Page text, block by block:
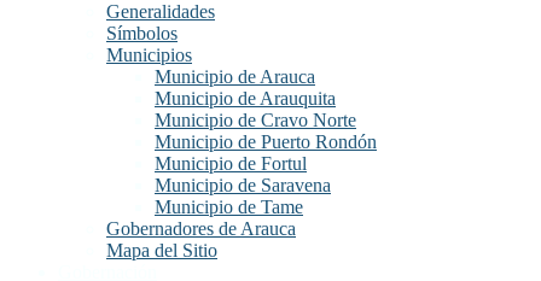
Generalidades
Símbolos
Municipios
Municipio de Arauca
Municipio de Arauquita
Municipio de Cravo Norte
Municipio de Puerto Rondón
Municipio de Fortul
Municipio de Saravena
Municipio de Tame
Gobernadores de Arauca
Mapa del Sitio